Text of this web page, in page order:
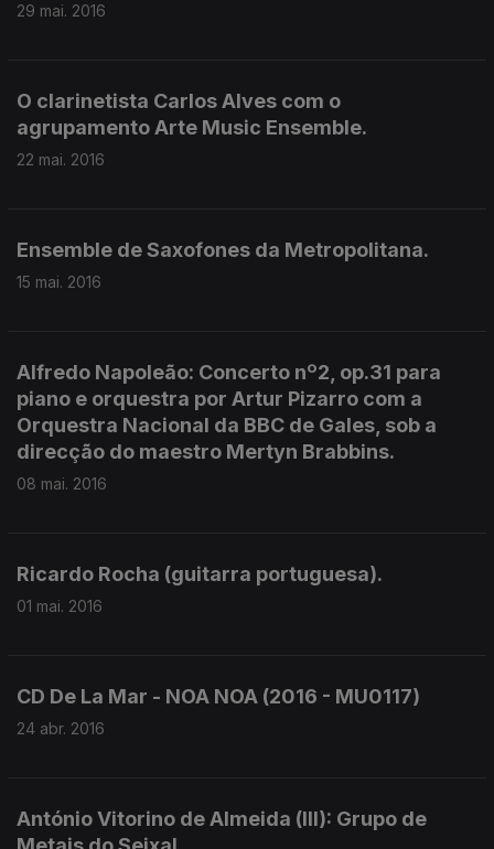
29 mai. 2016
O clarinetista Carlos Alves com o
agrupamento Arte Music Ensemble.
22 mai. 2016
Ensemble de Saxofones da Metropolitana.
15 mai. 2016
Alfredo Napoleão: Concerto nº2, op.31 para
piano e orquestra por Artur Pizarro com a
Orquestra Nacional da BBC de Gales, sob a
direcção do maestro Mertyn Brabbins.
08 mai. 2016
Ricardo Rocha (guitarra portuguesa).
01 mai. 2016
CD De La Mar - NOA NOA (2016 - MU0117)
24 abr. 2016
António Vitorino de Almeida (III): Grupo de